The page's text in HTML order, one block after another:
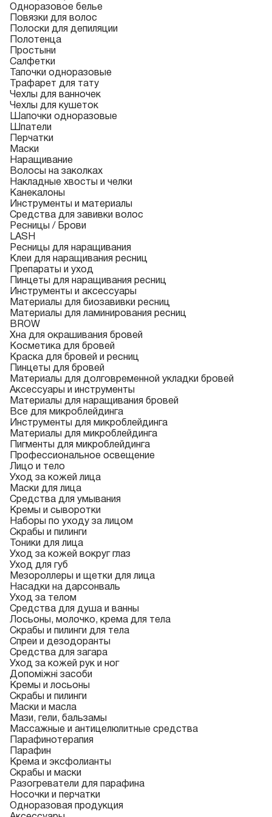
Одноразовое белье
Повязки для волос
Полоски для депиляции
Полотенца
Простыни
Салфетки
Тапочки одноразовые
Трафарет для тату
Чехлы для ванночек
Чехлы для кушеток
Шапочки одноразовые
Шпатели
Перчатки
Маски
Наращивание
Волосы на заколках
Накладные хвосты и челки
Канекалоны
Инструменты и материалы
Средства для завивки волос
Ресницы / Брови
LASH
Ресницы для наращивания
Клеи для наращивания ресниц
Препараты и уход
Пинцеты для наращивания ресниц
Инструменты и аксессуары
Материалы для биозавивки ресниц
Материалы для ламинирования ресниц
BROW
Хна для окрашивания бровей
Косметика для бровей
Краска для бровей и ресниц
Пинцеты для бровей
Материалы для долговременной укладки бровей
Аксессуары и инструменты
Материалы для наращивания бровей
Все для микроблейдинга
Инструменты для микроблейдинга
Материалы для микроблейдинга
Пигменты для микроблейдинга
Профессиональное освещение
Лицо и тело
Уход за кожей лица
Маски для лица
Средства для умывания
Кремы и сыворотки
Наборы по уходу за лицом
Скрабы и пилинги
Тоники для лица
Уход за кожей вокруг глаз
Уход для губ
Мезороллеры и щетки для лица
Насадки на дарсонваль
Уход за телом
Средства для душа и ванны
Лосьоны, молочко, крема для тела
Скрабы и пилинги для тела
Спреи и дезодоранты
Средства для загара
Уход за кожей рук и ног
Допоміжні засоби
Кремы и лосьоны
Скрабы и пилинги
Маски и масла
Мази, гели, бальзамы
Массажные и антицелюлитные средства
Парафинотерапия
Парафин
Крема и эксфолианты
Скрабы и маски
Разогреватели для парафина
Носочки и перчатки
Одноразовая продукция